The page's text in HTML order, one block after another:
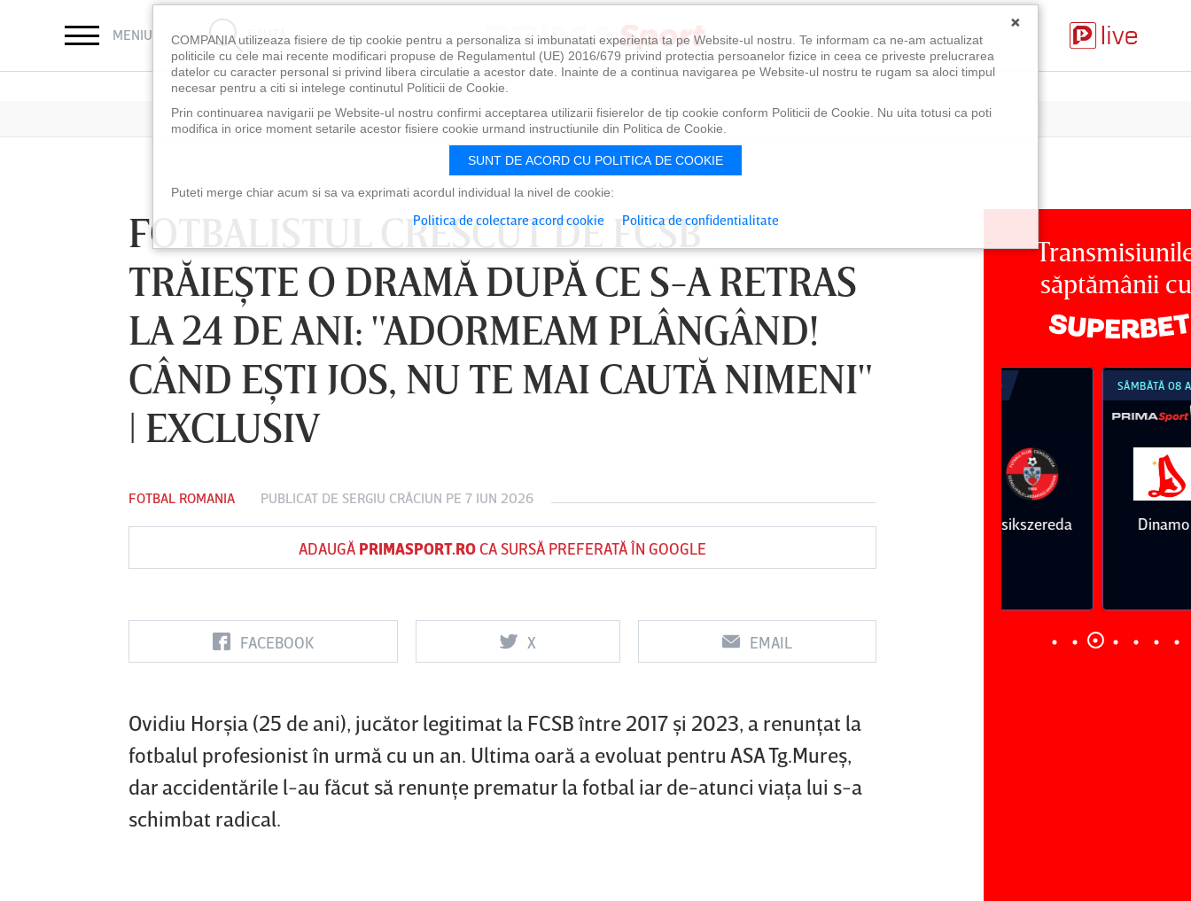
MENIU CAUTĂ
FOTBALISTUL CRESCUT DE FCSB
TRĂIEŞTE O DRAMĂ DUPĂ CE S-A RETRAS
LA 24 DE ANI: "ADORMEAM PLÂNGÂND!
CÂND EŞTI JOS, NU TE MAI CAUTĂ NIMENI"
| EXCLUSIV
FOTBAL ROMANIA PUBLICAT DE SERGIU CRĂCIUN PE 7 IUN 2026
ADAUGĂ PRIMASPORT.ROCA SURSĂ PREFERATĂ ÎN GOOGLE
FACEBOOK X EMAIL
Ovidiu Horşia (25 de ani), jucător legitimat la FCSB între 2017 şi 2023, a renunţat la
fotbalul profesionist în urmă cu un an. Ultima oară a evoluat pentru ASA Tg.Mureş,
dar accidentările l-au făcut să renunţe prematur la fotbal iar de-atunci viaţa lui s-a
schimbat radical.
săptămânii cu
LUNI 10 AUG, 18:30
FC Botoşani
Corvinul
LUNI 10 AUG, 21:30
Sepsi OSK Sf
Gheorghe
FCSB
VINERI 07 AUG, 21:00
UTA Arad Rapid
SÂMBĂTĂ 08 AUG, 18:30
Farul
SÂMBĂTĂ 08 AUG, 21:30
Dinamo FC
×
COMPANIA utilizeaza fisiere de tip cookie pentru a personaliza si imbunatati experienta ta pe Website-ul nostru. Te informam ca ne-am actualizat
politicile cu cele mai recente modificari propuse de Regulamentul (UE) 2016/679 privind protectia persoanelor fizice in ceea ce priveste prelucrarea
datelor cu caracter personal si privind libera circulatie a acestor date. Inainte de a continua navigarea pe Website-ul nostru te rugam sa aloci timpul
necesar pentru a citi si intelege continutul Politicii de Cookie.
Prin continuarea navigarii pe Website-ul nostru confirmi acceptarea utilizarii fisierelor de tip cookie conform Politicii de Cookie. Nu uita totusi ca poti
modifica in orice moment setarile acestor fisiere cookie urmand instructiunile din Politica de Cookie.
SUNT DE ACORD CU POLITICA DE COOKIE
Puteti merge chiar acum si sa va exprimati acordul individual la nivel de cookie:
Politica de colectare acord cookie Politica de confidentialitate